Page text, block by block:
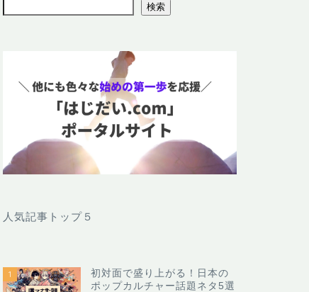
検索
人気記事トップ５
1
初対面で盛り上がる！日本の
ポップカルチャー話題ネタ5選